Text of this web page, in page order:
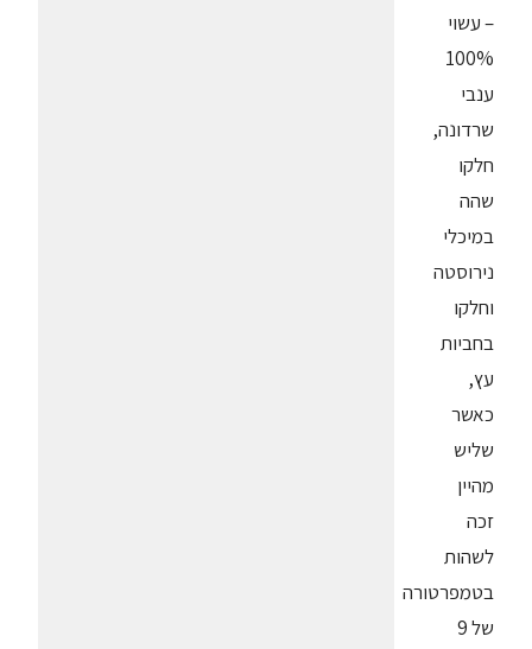
– עשוי
100%
ענבי
שרדונה,
חלקו
שהה
במיכלי
נירוסטה
וחלקו
בחביות
עץ,
כאשר
שליש
מהיין
זכה
לשהות
בטמפרטורה
של 9